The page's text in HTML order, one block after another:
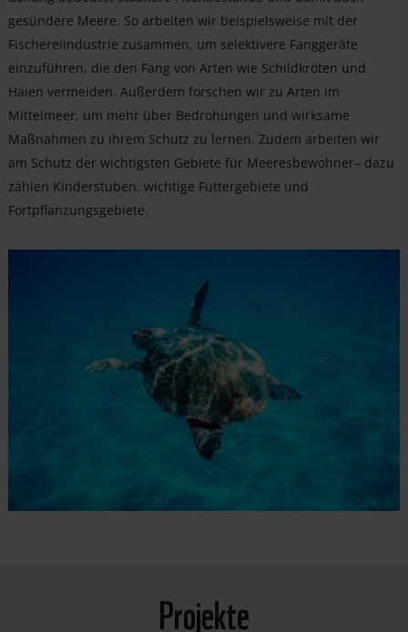
gesündere Meere. So arbeiten wir beispielsweise mit der
Fischereiindustrie zusammen, um selektivere Fanggeräte
einzuführen, die den Fang von Arten wie Schildkröten und
Haien vermeiden. Außerdem forschen wir zu Arten im
Mittelmeer, um mehr über Bedrohungen und wirksame
Maßnahmen zu ihrem Schutz zu lernen. Zudem arbeiten wir
am Schutz der wichtigsten Gebiete für Meeresbewohner– dazu
zählen Kinderstuben, wichtige Futtergebiete und
Fortpflanzungsgebiete.
Projekte